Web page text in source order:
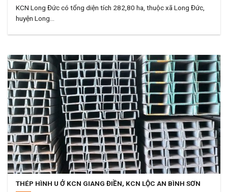
KCN Long Đức có tổng diện tích 282,80 ha, thuộc xã Long Đức,
huyện Long...
THÉP HÌNH U Ở KCN GIANG ĐIỀN, KCN LỘC AN BÌNH SƠN